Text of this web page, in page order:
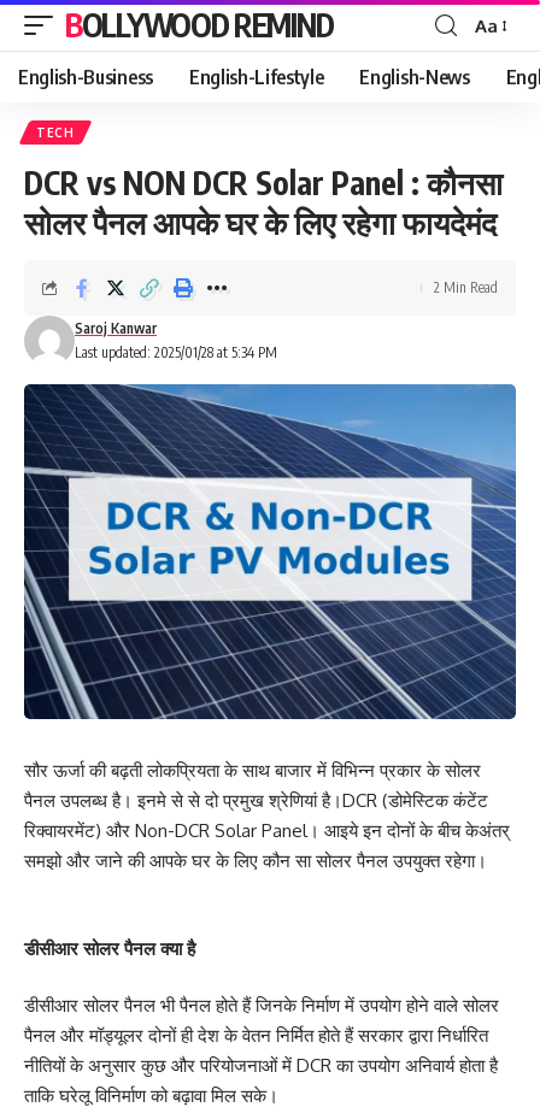
BOLLYWOOD REMIND
Font
Resizer
Aa
English-Business English-Lifestyle English-News
TECH
DCR vs NON DCR Solar Panel : कौनसा
सोलर पैनल आपके घर के लिए रहेगा फायदेमंद
Last updated: 2025/01/28 at 5:34 PM
Saroj Kanwar
2 Min Read
सौर ऊर्जा की बढ़ती लोकप्रियता के साथ बाजार में विभिन्न प्रकार के सोलर
पैनल उपलब्ध है। इनमे से से दो प्रमुख श्रेणियां है।DCR (डोमेस्टिक कंटेंट
रिक्वायरमेंट) और Non-DCR Solar Panel। आइये इन दोनों के बीच केअंतर्
समझो और जाने की आपके घर के लिए कौन सा सोलर पैनल उपयुक्त रहेगा।
डीसीआर सोलर पैनल क्या है
डीसीआर सोलर पैनल भी पैनल होते हैं जिनके निर्माण में उपयोग होने वाले सोलर
पैनल और मॉड्यूलर दोनों ही देश के वेतन निर्मित होते हैं सरकार द्वारा निर्धारित
नीतियों के अनुसार कुछ और परियोजनाओं में DCR का उपयोग अनिवार्य होता है
ताकि घरेलू विनिर्माण को बढ़ावा मिल सके।